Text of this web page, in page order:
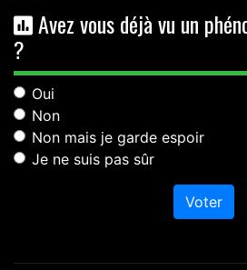
Avez vous déjà vu un
?
Oui
Non
Non mais je garde espoir
Je ne suis pas sûr
Voter